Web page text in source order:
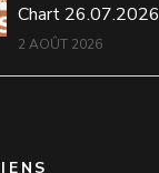
Chart 26.07.2026
2 AOÛT 2026